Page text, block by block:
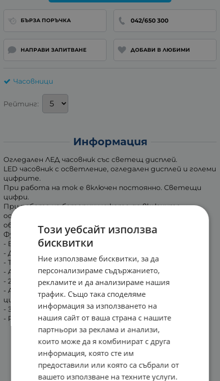
БЪРЗА ПОРЪЧКА 042/650 300
НАПРАВИ ЗАПИТВАНЕ ДОБАВИ В ЛЮБИМИ
Часовници
Рейтинг:
Информация
Огледален ЛЕД часовник със светещ дисплей.
LED часовник с осветление, огледален дисплей и големи
цифрите.
При работа на ток е включен постоянно. Светещи
цифри.
При работа на батерии можете да включите
осветлението му чрез почукване на бюрото или чрез
обикновено пляскане.
Функции:
- Време 12/24.
- Ден, месец, година.
- Температура C/F.
- Aларма с дрямка.
- 2 нива на осветеност на дисплея.
- Автоматично регулиране на осветеност на
цифрите от 18:00 ч. до 6:00 ч.
- Захранвяне чрез USB кабел (в комплекта).
- Размери: 16x 6 x 2.5 cm.
Този уебсайт използва
бисквитки
Ние използваме бисквитки, за да
персонализираме съдържанието,
рекламите и да анализираме нашия
трафик. Също така споделяме
информация за използването на
нашия сайт от ваша страна с нашите
партньори за реклама и анализи,
които може да я комбинират с друга
информация, която сте им
предоставили или която са събрали от
вашето използване на техните услуги.